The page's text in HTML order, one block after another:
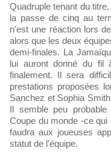
Quadruple tenant du
la passe de cinq au
n'est une réaction lors
alors que les deux
demi-finales. La
lui auront donné du fil
finalement. Il sera
prestations proposées
Sanchez et Sophia
Il semble peu
Coupe du monde -ce
faudra aux joueuses
statut de l'équipe.